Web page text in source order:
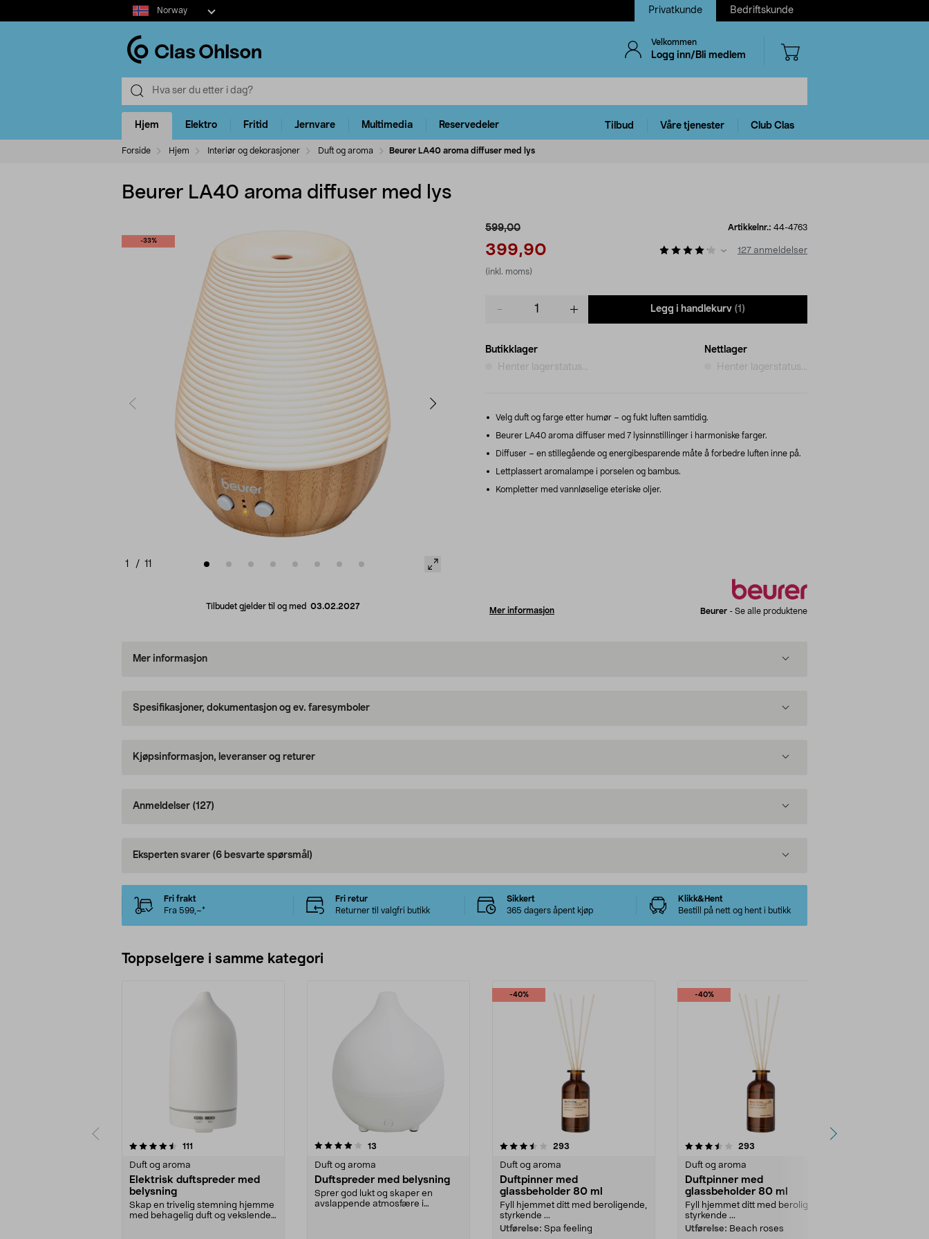
Select
market
Norway Privatkunde Bedriftskunde
Velkommen
Logg inn/Bli medlem
Hjem Elektro Fritid Jernvare Multimedia Reservedeler Tilbud Våre tjenester Club Clas
Forside Hjem Interiør og dekorasjoner Duft og aroma Beurer LA40 aroma diffuser med lys
Beurer LA40 aroma diffuser med lys
-33%
1 / 11
Tilbudet gjelder til og med 03.02.2027
599,00
399,90
(inkl. moms)
Artikkelnr.: 44-4763
127 anmeldelser
Legg i handlekurv (1)
Butikklager
Henter lagerstatus...
Nettlager
Henter lagerstatus...
Velg duft og farge etter humør – og fukt luften samtidig.
Beurer LA40 aroma diffuser med 7 lysinnstillinger i harmoniske farger.
Diffuser – en stillegående og energibesparende måte å forbedre luften inne på.
Lettplassert aromalampe i porselen og bambus.
Kompletter med vannløselige eteriske oljer.
Mer informasjon Beurer - Se alle produktene
Mer informasjon
Spesifikasjoner, dokumentasjon og ev. faresymboler
Kjøpsinformasjon, leveranser og returer
Anmeldelser (127)
Eksperten svarer (6 besvarte spørsmål)
Fri frakt
Fra 599,–*
Fri retur
Returner til valgfri butikk
Sikkert
365 dagers åpent kjøp
Klikk&Hent
Bestill på nett og hent i butikk
Toppselgere i samme kategori
111
Duft og aroma
Elektrisk duftspreder med
belysning
Skap en trivelig stemning hjemme
med behagelig duft og vekslende
4.0 av 5 stjerner 13
Duft og aroma
Duftspreder med belysning
Sprer god lukt og skaper en
avslappende atmosfære i
-40%
3.5 av 5 stjerner 293
Duft og aroma
Duftpinner med
glassbeholder 80 ml
Fyll hjemmet ditt med beroligende,
styrkende ...
Utførelse: Spa feeling
-40%
3.5 av 5 stjerner 293
Duft og aroma
Duftpinner med
glassbeholder 80 ml
Fyll hjemmet ditt med beroligende,
styrkende ...
Utførelse: Beach roses
3.5 av 5 stjerner